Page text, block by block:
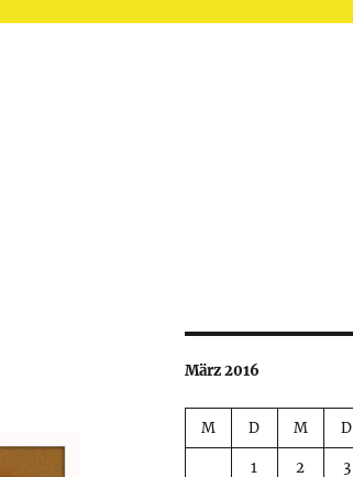
März 2016
M D M D
1 2 3